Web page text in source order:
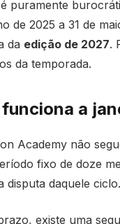
puramente
de 2025 a 31 de
da edição de 2027.
da temporada.
a
Academy não
fixo de doze
disputa daquele ciclo.
existe uma